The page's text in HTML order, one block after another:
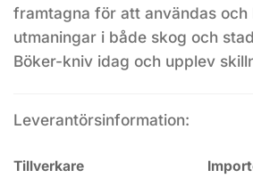
framtagna för att användas
utmaningar i både skog och
Böker-kniv idag och upplev
Leverantörsinformation:
Tillverkare